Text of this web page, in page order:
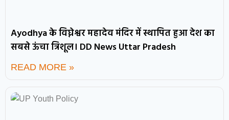
Ayodhya के विघ्नेश्वर महादेव मंदिर में स्थापित हुआ देश का
सबसे ऊंचा त्रिशूल। DD News Uttar Pradesh
READ MORE »